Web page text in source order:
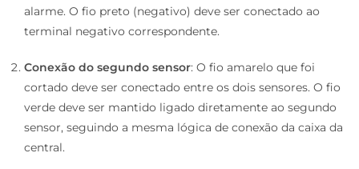
alarme. O fio preto (negativo) deve ser conectado ao
terminal negativo correspondente.
Conexão do segundo sensor: O fio amarelo que foi
cortado deve ser conectado entre os dois sensores. O fio
verde deve ser mantido ligado diretamente ao segundo
sensor, seguindo a mesma lógica de conexão da caixa da
central.